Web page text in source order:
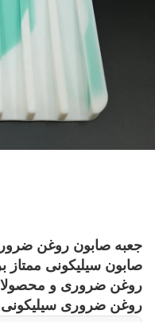
جعبه صابون روغن
صابون سیلیکونی
روغن ضروری و
روغن ضروری